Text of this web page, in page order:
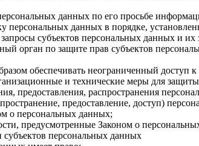
данных по его просьбе
персональных данных в порядке,
субъектов персональных данных и
орган по защите прав субъектов
обеспечивать неограниченный
и технические меры для
предоставления, распространения
предоставление, доступ)
о персональных данных;
предусмотренные Законом о
персональных данных